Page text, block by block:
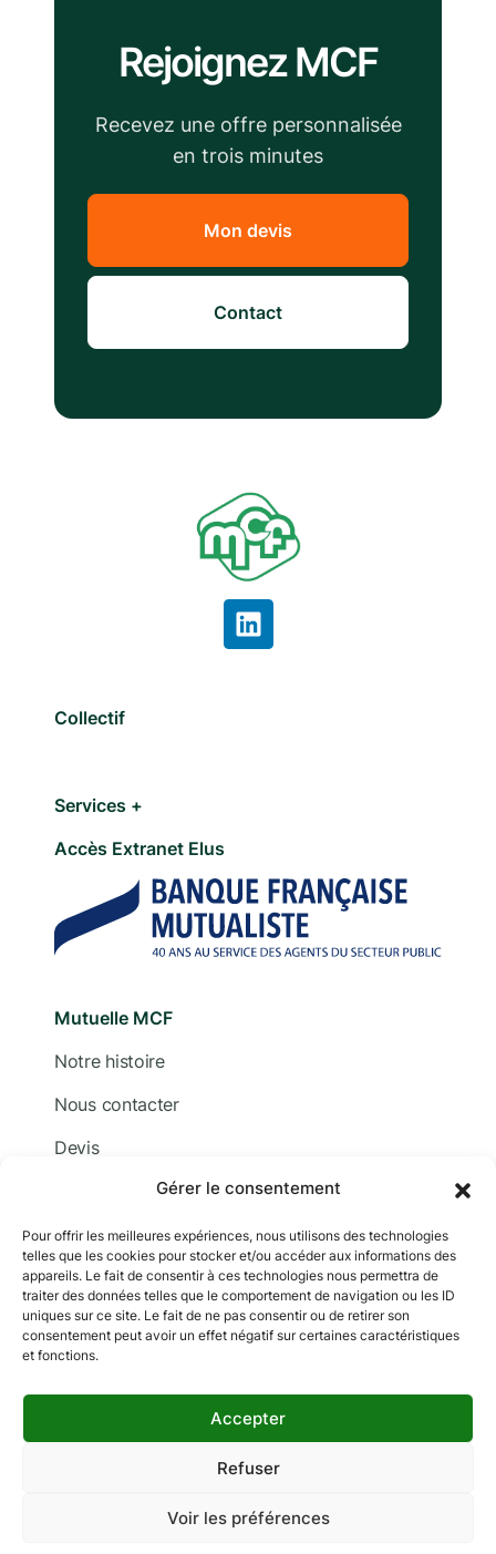
Gérer le consentement
Pour offrir les meilleures expériences, nous utilisons des technologies
telles que les cookies pour stocker et/ou accéder aux informations des
appareils. Le fait de consentir à ces technologies nous permettra de
traiter des données telles que le comportement de navigation ou les ID
uniques sur ce site. Le fait de ne pas consentir ou de retirer son
consentement peut avoir un effet négatif sur certaines caractéristiques
et fonctions.
Accepter
Refuser
Voir les préférences
Rejoignez MCF
Recevez une offre personnalisée
en trois minutes
Mon devis
Contact
Collectif
Services +
Accès Extranet Elus
Mutuelle MCF
Notre histoire
Nous contacter
Devis
Documentation
Les photographies sur ce site sont © iStock sauf
indication contraire.
Mentions légales
Données personnelles